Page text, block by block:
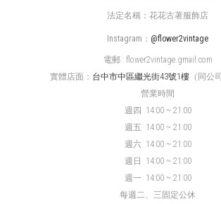
法定名稱：花花古著服飾店
Instagram： @flower2vintage
電郵 : flower2vintage.gmail.com
實體店面： 台中市中區繼光街43號1樓 （同公
營業時間
週四
14:00 ~ 21:00
週五 14:00 ~ 21:00
週六 14:00 ~ 21:00
週日 14:00 ~ 21:00
週一 14:00 ~ 21:00
每週二、三固定公休